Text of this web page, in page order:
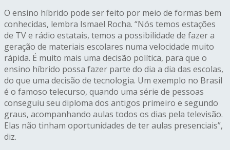
O ensino híbrido pode ser feito por meio de formas bem
conhecidas, lembra Ismael Rocha. “Nós temos estações
de TV e rádio estatais, temos a possibilidade de fazer a
geração de materiais escolares numa velocidade muito
rápida. É muito mais uma decisão política, para que o
ensino híbrido possa fazer parte do dia a dia das escolas,
do que uma decisão de tecnologia. Um exemplo no Brasil
é o famoso telecurso, quando uma série de pessoas
conseguiu seu diploma dos antigos primeiro e segundo
graus, acompanhando aulas todos os dias pela televisão.
Elas não tinham oportunidades de teraulas presenciais”,
diz.